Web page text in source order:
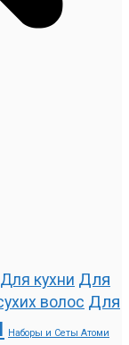
Для кухни Для
волос Для
Наборы и Сеты Атоми